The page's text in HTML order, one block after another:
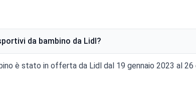
da bambino da Lidl?
è stato in offerta da Lidl dal 19 gennaio 2023 al